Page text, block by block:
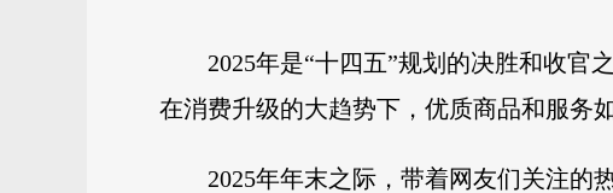
2025年是“十四五”规划的决胜和收官
在消费升级的大趋势下，优质商品和服务
2025年年末之际，带着网友们关注的